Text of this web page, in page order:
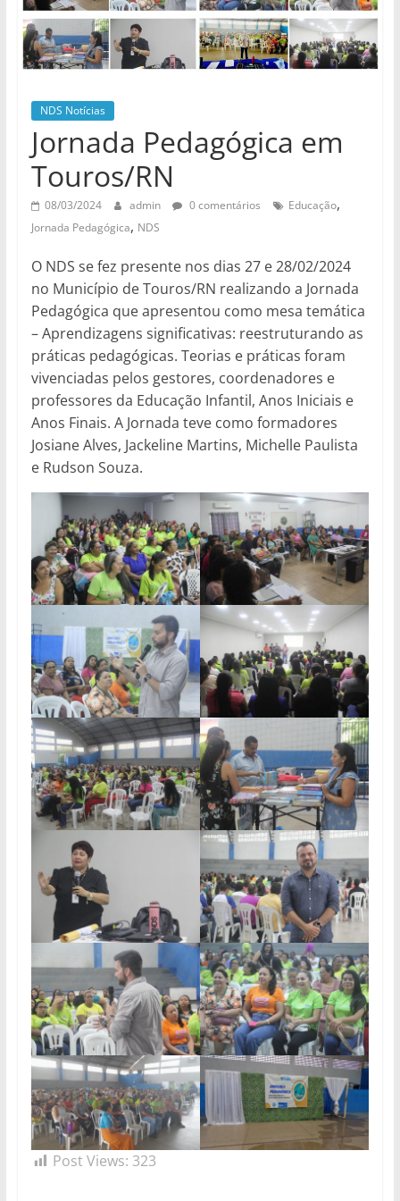
de
divulgação
do
NDS Notícias
Jornada Pedagógica em
Touros/RN
08/03/2024 admin 0 comentários Educação,
Jornada Pedagógica, NDS
O NDS se fez presente nos dias 27 e 28/02/2024
no Município de Touros/RN realizando a Jornada
Pedagógica que apresentou como mesa temática
– Aprendizagens significativas: reestruturando as
práticas pedagógicas. Teorias e práticas foram
vivenciadas pelos gestores, coordenadores e
professores da Educação Infantil, Anos Iniciais e
Anos Finais. A Jornada teve como formadores
Josiane Alves, Jackeline Martins, Michelle Paulista
e Rudson Souza.
Post Views: 323